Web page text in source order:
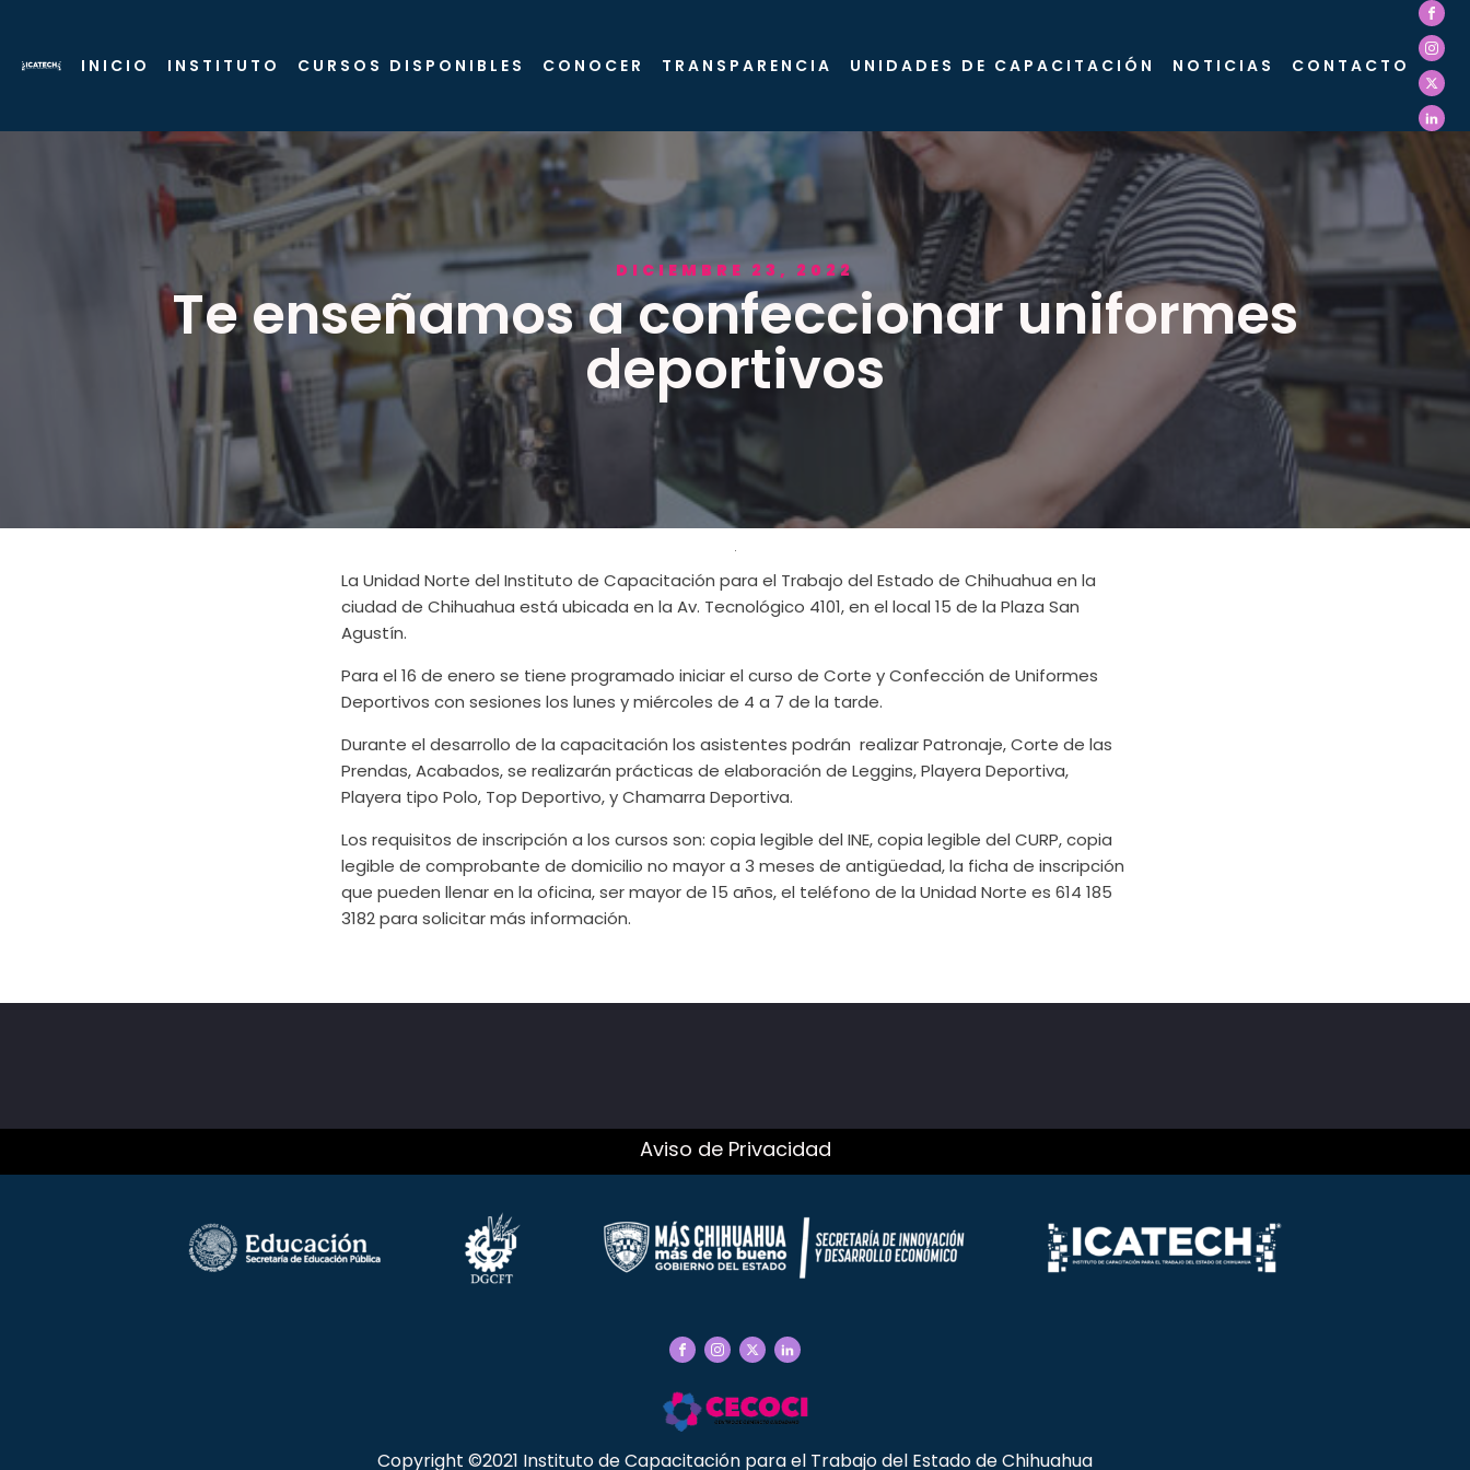
INICIO INSTITUTO CURSOS DISPONIBLES CONOCER TRANSPARENCIA UNIDADES DE CAPACITACIÓN NOTICIAS CONTACTO
DICIEMBRE 23, 2022
Te enseñamos a confeccionar uniformes
deportivos
La Unidad Norte del Instituto de Capacitación para el Trabajo del Estado de Chihuahua en la
ciudad de Chihuahua está ubicada en la Av. Tecnológico 4101, en el local 15 de la Plaza San
Agustín.
Para el 16 de enero se tiene programado iniciar el curso de Corte y Confección de Uniformes
Deportivos con sesiones los lunes y miércoles de 4 a 7 de la tarde.
Durante el desarrollo de la capacitación los asistentes podrán realizar Patronaje, Corte de las
Prendas, Acabados, se realizarán prácticas de elaboración de Leggins, Playera Deportiva,
Playera tipo Polo, Top Deportivo, y Chamarra Deportiva.
Los requisitos de inscripción a los cursos son: copia legible del INE, copia legible del CURP, copia
legible de comprobante de domicilio no mayor a 3 meses de antigüedad, la ficha de inscripción
que pueden llenar en la oficina, ser mayor de 15 años, el teléfono de la Unidad Norte es 614 185
3182 para solicitar más información.
Aviso de Privacidad
Copyright ©2021 Instituto de Capacitación para el Trabajo del Estado de Chihuahua